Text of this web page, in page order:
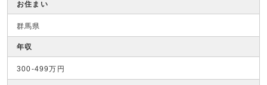
お住まい
群馬県
年収
300-499万円